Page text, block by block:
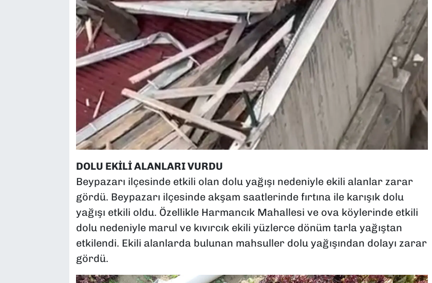
DOLU EKİLİ ALANLARI VURDU
Beypazarı ilçesinde etkili olan dolu yağışı nedeniyle ekili alanlar zarar
gördü. Beypazarı ilçesinde akşam saatlerinde fırtına ile karışık dolu
yağışı etkili oldu. Özellikle Harmancık Mahallesi ve ova köylerinde etkili
dolu nedeniyle marul ve kıvırcık ekili yüzlerce dönüm tarla yağıştan
etkilendi. Ekili alanlarda bulunan mahsuller dolu yağışından dolayı zarar
gördü.